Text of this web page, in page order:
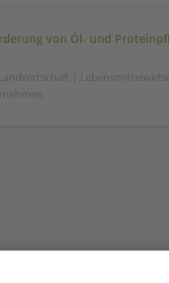
von Öl- und
|